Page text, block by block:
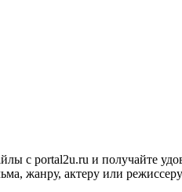
с portal2u.ru и получайте
жанру, актеру или